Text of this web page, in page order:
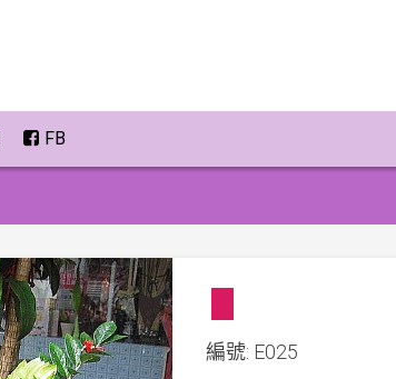
FB
編號: E025